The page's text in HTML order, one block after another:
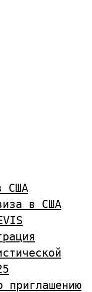
США
в США
приглашению